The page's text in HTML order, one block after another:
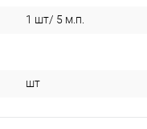
1 шт/ 5 м.п.
шт